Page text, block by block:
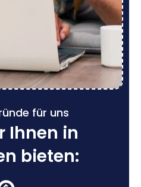
für uns
Ihnen in
bieten: